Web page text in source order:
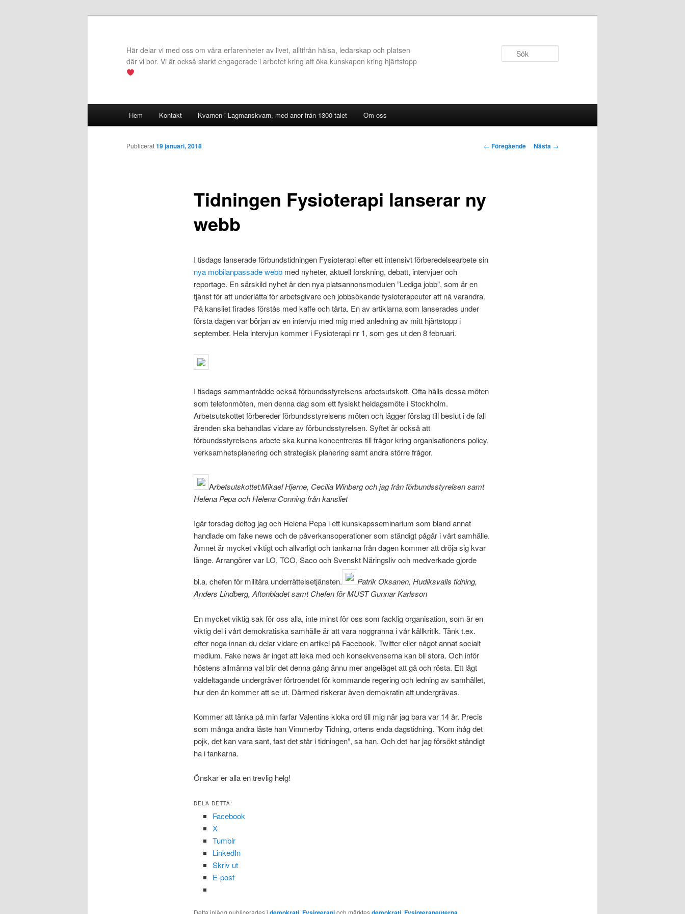
Här delar vi med oss om våra erfarenheter av livet, alltifrån hälsa, ledarskap och platsen
där vi bor. Vi är också starkt engagerade i arbetet kring att öka kunskapen kring hjärtstopp
Hem Kontakt Kvarnen i Lagmanskvarn, med anor från 1300-talet Om oss
Inläggsnavigering
← Föregående Nästa →
Tidningen Fysioterapi lanserar ny
webb
Publicerat19 januari, 2018
I tisdags lanserade förbundstidningen Fysioterapi efter ett intensivt förberedelsearbete sin
nya mobilanpassade webbmed nyheter, aktuell forskning, debatt, intervjuer och
reportage. En särskild nyhet är den nya platsannonsmodulen ”Lediga jobb”, som är en
tjänst för att underlätta för arbetsgivare och jobbsökande fysioterapeuter att nå varandra.
På kansliet firades förstås med kaffe och tårta. En av artiklarna som lanserades under
första dagen var början av en intervju med mig med anledning av mitt hjärtstopp i
september. Hela intervjun kommer i Fysioterapi nr 1, som ges ut den 8 februari.
I tisdags sammanträdde också förbundsstyrelsens arbetsutskott. Ofta hålls dessa möten
som telefonmöten, men denna dag som ett fysiskt heldagsmöte i Stockholm.
Arbetsutskottet förbereder förbundsstyrelsens möten och lägger förslag till beslut i de fall
ärenden ska behandlas vidare av förbundsstyrelsen. Syftet är också att
förbundsstyrelsens arbete ska kunna koncentreras till frågor kring organisationens policy,
verksamhetsplanering och strategisk planering samt andra större frågor.
Arbetsutskottet:Mikael Hjerne, Cecilia Winberg och jag från förbundsstyrelsen samt
Helena Pepa och Helena Conning från kansliet
Igår torsdag deltog jag och Helena Pepa i ett kunskapsseminarium som bland annat
handlade om fake news och de påverkansoperationer som ständigt pågår i vårt samhälle.
Ämnet är mycket viktigt och allvarligt och tankarna från dagen kommer att dröja sig kvar
länge. Arrangörer var LO, TCO, Saco och Svenskt Näringsliv och medverkade gjorde
bl.a. chefen för militära underrättelsetjänsten.
Patrik Oksanen, Hudiksvalls tidning,
Anders Lindberg, Aftonbladet samt Chefen för MUST Gunnar Karlsson
En mycket viktig sak för oss alla, inte minst för oss som facklig organisation, som är en
viktig del i vårt demokratiska samhälle är att vara noggranna i vår källkritik. Tänk t.ex.
efter noga innan du delar vidare en artikel på Facebook, Twitter eller något annat socialt
medium. Fake news är inget att leka med och konsekvenserna kan bli stora. Och inför
höstens allmänna val blir det denna gång ännu mer angeläget att gå och rösta. Ett lågt
valdeltagande undergräver förtroendet för kommande regering och ledning av samhället,
hur den än kommer att se ut. Därmed riskerar även demokratin att undergrävas.
Kommer att tänka på min farfar Valentins kloka ord till mig när jag bara var 14 år. Precis
som många andra läste han Vimmerby Tidning, ortens enda dagstidning. ”Kom ihåg det
pojk, det kan vara sant, fast det står i tidningen”, sa han. Och det har jag försökt ständigt
ha i tankarna.
Önskar er alla en trevlig helg!
DELA DETTA:
Facebook
X
Tumblr
LinkedIn
Skriv ut
E-post
Detta inlägg publicerades i , och märktes ,